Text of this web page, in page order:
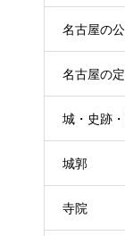
名古屋の
名古屋の
城・史跡
城郭
寺院